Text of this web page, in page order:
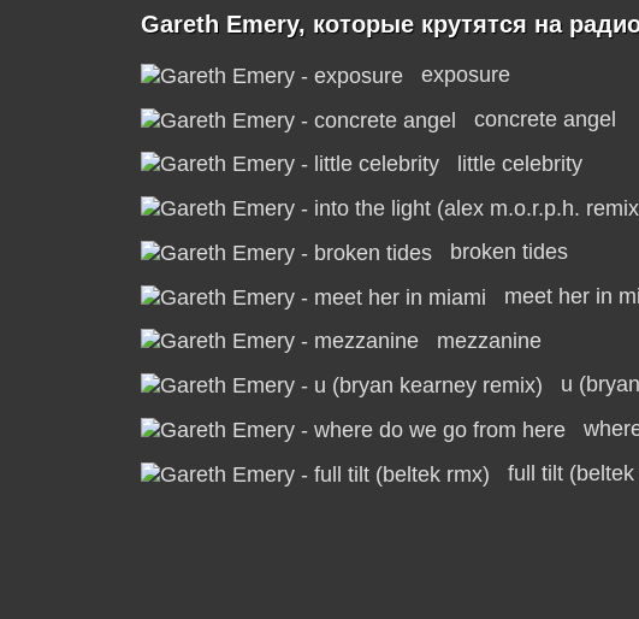
Gareth Emery, которые крутятся на
exposure
concrete angel
little celebrity
broken tides
meet her in
mezzanine
u
full tilt (beltek